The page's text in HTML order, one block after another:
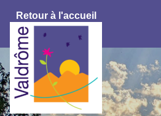
Retour à l'accueil